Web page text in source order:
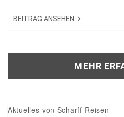
zwischen Landung in Dublin -
BEITRAG ANSEHEN
MEHR
Aktuelles von Scharff Reisen